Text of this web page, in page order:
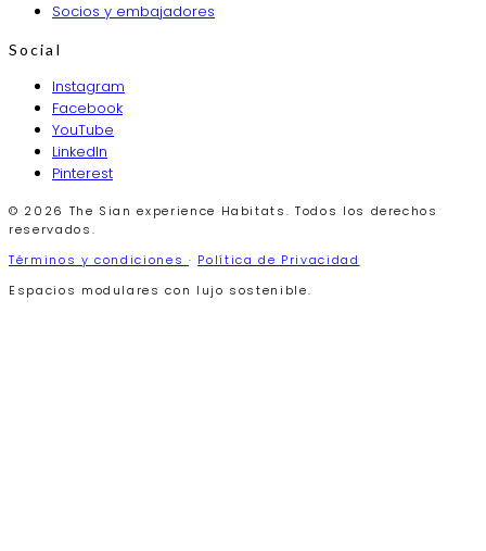
Socios y embajadores
Social
Instagram
Facebook
YouTube
LinkedIn
Pinterest
© 2026 The Sian experience Habitats. Todos los derechos
reservados.
Términos y condiciones · Política de Privacidad
Espacios modulares con lujo sostenible.